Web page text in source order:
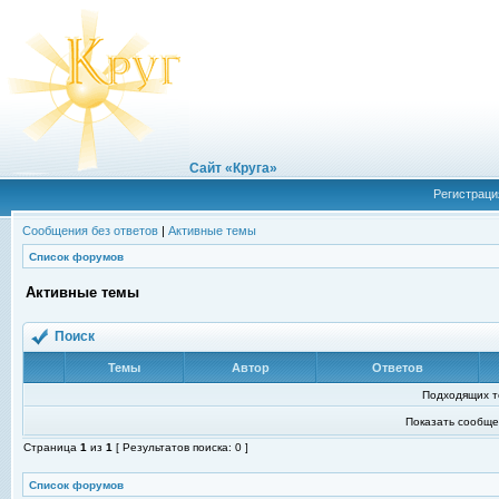
Сайт «Круга»
Сообщения без ответов | Активные темы
Список форумов
Активные темы
Поиск
Темы Автор Ответов
Подходящих
Показать
Страница 1 из 1 [ Результатов поиска: 0 ]
Список форумов